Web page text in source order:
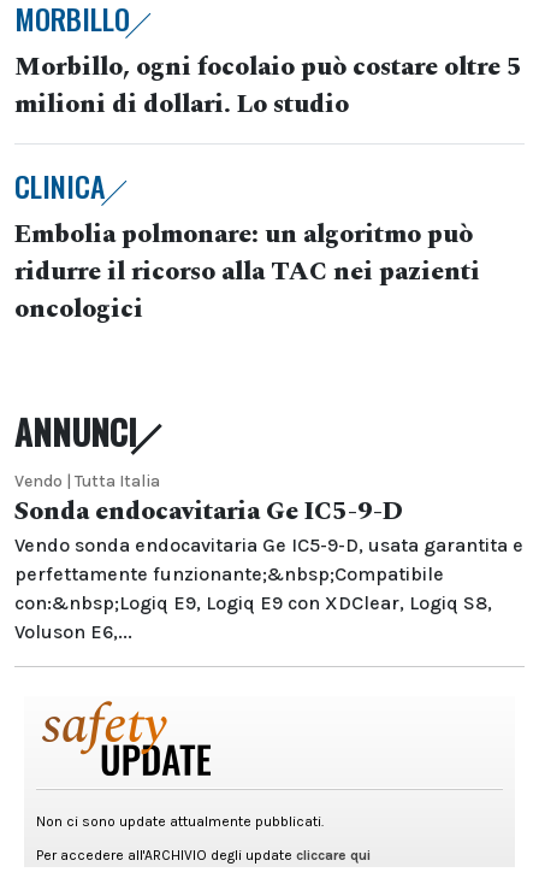
MORBILLO
Morbillo, ogni focolaio può costare oltre 5
milioni di dollari. Lo studio
CLINICA
Embolia polmonare: un algoritmo può
ridurre il ricorso alla TAC nei pazienti
oncologici
ANNUNCI
Vendo | Tutta Italia
Sonda endocavitaria Ge IC5-9-D
Vendo sonda endocavitaria Ge IC5-9-D, usata garantita e
perfettamente funzionante;&nbsp;Compatibile
con:&nbsp;Logiq E9, Logiq E9 con XDClear, Logiq S8,
Voluson E6,...